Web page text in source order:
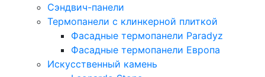
Сэндвич-панели
Термопанели с клинкерной плиткой
Фасадные термопанели Paradyz
Фасадные термопанели Европа
Искусственный камень